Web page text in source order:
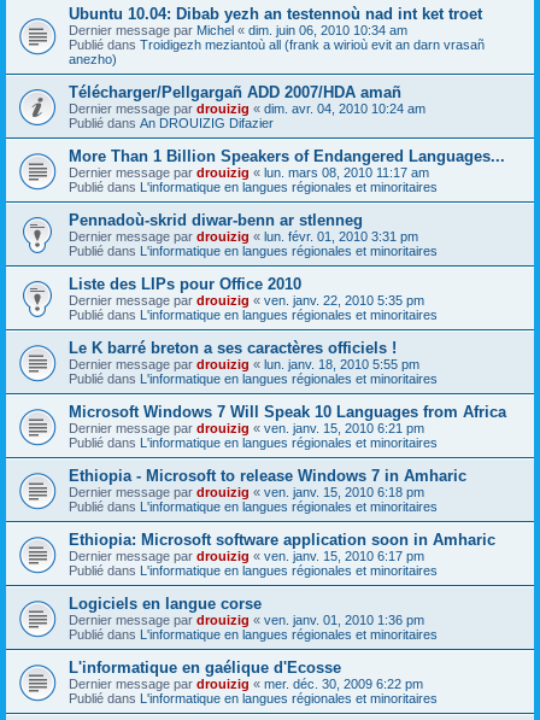
Ubuntu 10.04: Dibab yezh an testennoù nad int ket troet
Dernier message par Michel « dim. juin 06, 2010 10:34 am
Publié dans Troidigezh meziantoù all (frank a wirioù evit an darn vrasañ
anezho)
Télécharger/Pellgargañ ADD 2007/HDA amañ
Dernier message par drouizig « dim. avr. 04, 2010 10:24 am
Publié dans An DROUIZIG Difazier
More Than 1 Billion Speakers of Endangered Languages...
Dernier message par drouizig « lun. mars 08, 2010 11:17 am
Publié dans L'informatique en langues régionales et minoritaires
Pennadoù-skrid diwar-benn ar stlenneg
Dernier message par drouizig « lun. févr. 01, 2010 3:31 pm
Publié dans L'informatique en langues régionales et minoritaires
Liste des LIPs pour Office 2010
Dernier message par drouizig « ven. janv. 22, 2010 5:35 pm
Publié dans L'informatique en langues régionales et minoritaires
Le K barré breton a ses caractères officiels !
Dernier message par drouizig « lun. janv. 18, 2010 5:55 pm
Publié dans L'informatique en langues régionales et minoritaires
Microsoft Windows 7 Will Speak 10 Languages from Africa
Dernier message par drouizig « ven. janv. 15, 2010 6:21 pm
Publié dans L'informatique en langues régionales et minoritaires
Ethiopia - Microsoft to release Windows 7 in Amharic
Dernier message par drouizig « ven. janv. 15, 2010 6:18 pm
Publié dans L'informatique en langues régionales et minoritaires
Ethiopia: Microsoft software application soon in Amharic
Dernier message par drouizig « ven. janv. 15, 2010 6:17 pm
Publié dans L'informatique en langues régionales et minoritaires
Logiciels en langue corse
Dernier message par drouizig « ven. janv. 01, 2010 1:36 pm
Publié dans L'informatique en langues régionales et minoritaires
L'informatique en gaélique d'Ecosse
Dernier message par drouizig « mer. déc. 30, 2009 6:22 pm
Publié dans L'informatique en langues régionales et minoritaires